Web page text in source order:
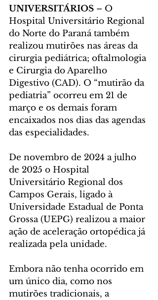
UNIVERSITÁRIOS – O
Hospital Universitário Regional
do Norte do Paraná também
realizou mutirões nas áreas da
cirurgia pediátrica; oftalmologia
e Cirurgia do Aparelho
Digestivo (CAD). O “mutirão da
pediatria” ocorreu em 21 de
março e os demais foram
encaixados nos dias das agendas
das especialidades.
De novembro de 2024 a julho
de 2025 o Hospital
Universitário Regional dos
Campos Gerais, ligado à
Universidade Estadual de Ponta
Grossa (UEPG) realizou a maior
ação de aceleração ortopédica já
realizada pela unidade.
Embora não tenha ocorrido em
um único dia, como nos
mutirões tradicionais, a